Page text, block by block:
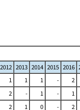
2012 2013 2014 2015 2016
1 1 1 -
2
2 - 1 -
1
2 1 0 -
2